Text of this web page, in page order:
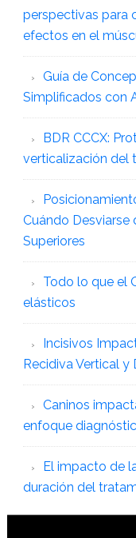
perspectivas para
efectos en el
Guía de
Simplificados con
BDR CCCX:
verticalización del
Cuándo
Superiores
Todo lo que el
elásticos
Incisivos
Recidiva Vertical y
Caninos
enfoque
El impacto de
duración del